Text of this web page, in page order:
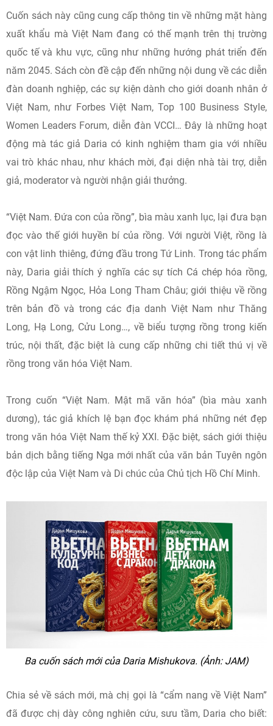
Cuốn sách này cũng cung cấp thông tin về những mặt hàng
xuất khẩu mà Việt Nam đang có thế mạnh trên thị trường
quốc tế và khu vực, cũng như những hướng phát triển đến
năm 2045. Sách còn đề cập đến những nội dung về các diễn
đàn doanh nghiệp, các sự kiện dành cho giới doanh nhân ở
Việt Nam, như Forbes Việt Nam, Top 100 Business Style,
Women Leaders Forum, diễn đàn VCCI… Đây là những hoạt
động mà tác giả Daria có kinh nghiệm tham gia với nhiều
vai trò khác nhau, như khách mời, đại diện nhà tài trợ, diễn
giả, moderator và người nhận giải thưởng.
“Việt Nam. Đứa con của rồng”, bìa màu xanh lục, lại đưa bạn
đọc vào thế giới huyền bí của rồng. Với người Việt, rồng là
con vật linh thiêng, đứng đầu trong Tứ Linh. Trong tác phẩm
này, Daria giải thích ý nghĩa các sự tích Cá chép hóa rồng,
Rồng Ngậm Ngọc, Hỏa Long Tham Châu; giới thiệu về rồng
trên bản đồ và trong các địa danh Việt Nam như Thăng
Long, Hạ Long, Cửu Long…, về biểu tượng rồng trong kiến
trúc, nội thất, đặc biệt là cung cấp những chi tiết thú vị về
rồng trong văn hóa Việt Nam.
Trong cuốn “Việt Nam. Mật mã văn hóa” (bìa màu xanh
dương), tác giả khích lệ bạn đọc khám phá những nét đẹp
trong văn hóa Việt Nam thế kỷ XXI. Đặc biệt, sách giới thiệu
bản dịch bằng tiếng Nga mới nhất của văn bản Tuyên ngôn
độc lập của Việt Nam và Di chúc của Chủ tịch Hồ Chí Minh.
Ba cuốn sách mới của Daria Mishukova. (Ảnh: JAM)
Chia sẻ về sách mới, mà chị gọi là “cẩm nang về Việt Nam”
đã được chị dày công nghiên cứu, sưu tầm, Daria cho biết: